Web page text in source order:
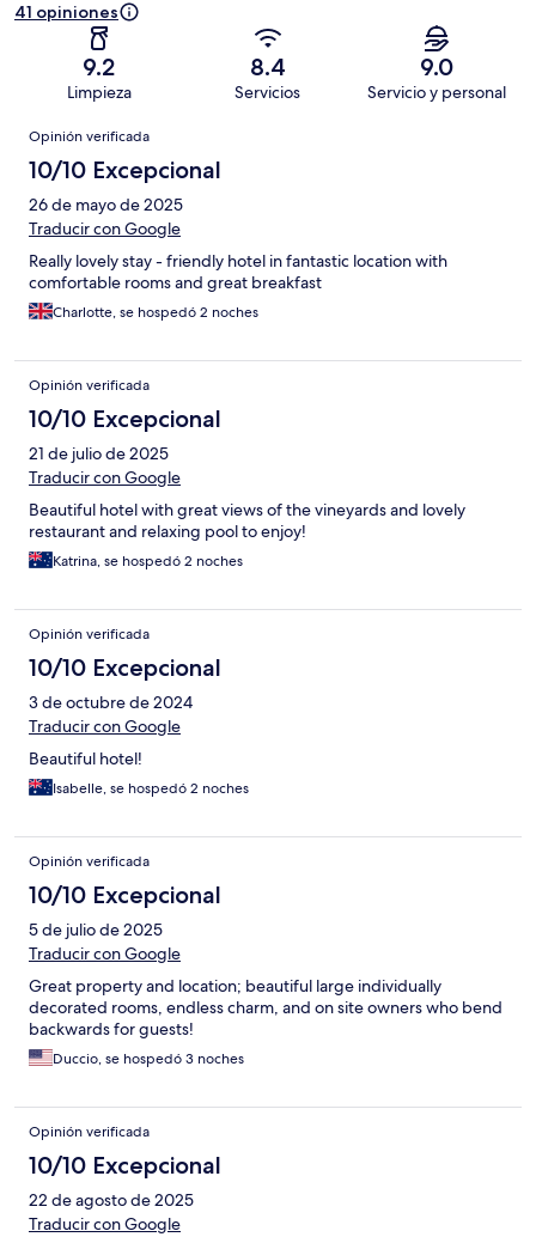
41 opiniones
9.2
Limpieza
8.4
Servicios
9.0
Servicio y personal
Opiniones
Opinión verificada
10/10 Excepcional
26 de mayo de 2025
Traducir con Google
Really lovely stay - friendly hotel in fantastic location with
comfortable rooms and great breakfast
Charlotte, se hospedó 2 noches
Opinión verificada
10/10 Excepcional
21 de julio de 2025
Traducir con Google
Beautiful hotel with great views of the vineyards and lovely
restaurant and relaxing pool to enjoy!
Katrina, se hospedó 2 noches
Opinión verificada
10/10 Excepcional
3 de octubre de 2024
Traducir con Google
Beautiful hotel!
Isabelle, se hospedó 2 noches
Opinión verificada
10/10 Excepcional
5 de julio de 2025
Traducir con Google
Great property and location; beautiful large individually
decorated rooms, endless charm, and on site owners who bend
backwards for guests!
Duccio, se hospedó 3 noches
Opinión verificada
10/10 Excepcional
22 de agosto de 2025
Traducir con Google